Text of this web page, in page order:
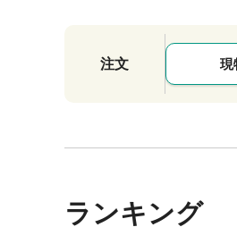
注文 現
ランキング